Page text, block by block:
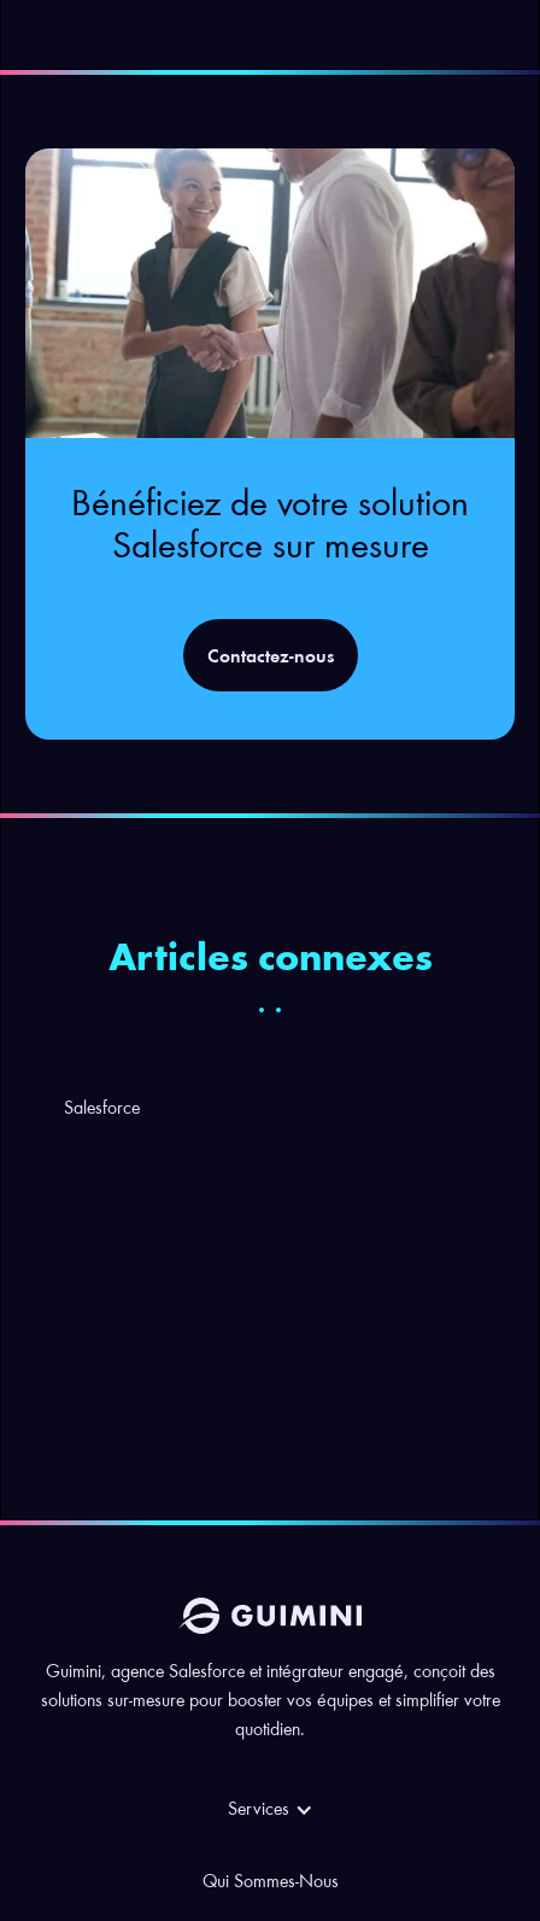
Bénéficiez de votre solution
Salesforce sur mesure
Contactez-nous
Articles connexes
Salesforce
Guimini, agence Salesforce et intégrateur engagé, conçoit des
solutions sur-mesure pour booster vos équipes et simplifier votre
quotidien.
Services
Qui Sommes-Nous